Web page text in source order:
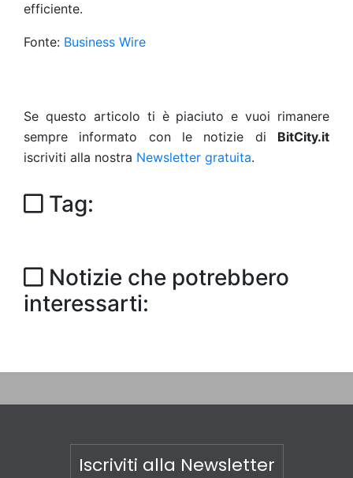
efficiente.
Fonte: Business Wire
Se questo articolo ti è piaciuto e vuoi rimanere
sempre informato con le notizie di BitCity.it
iscriviti alla nostra Newsletter gratuita.
Tag:
Notizie che potrebbero
interessarti:
Iscriviti alla Newsletter